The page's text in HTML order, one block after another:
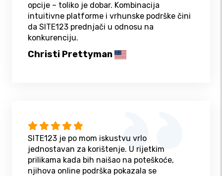
opcije – toliko je dobar. Kombinacija
intuitivne platforme i vrhunske podrške čini
da SITE123 prednjači u odnosu na
konkurenciju.
Christi Prettyman
SITE123 je po mom iskustvu vrlo
jednostavan za korištenje. U rijetkim
prilikama kada bih naišao na poteškoće,
njihova online podrška pokazala se